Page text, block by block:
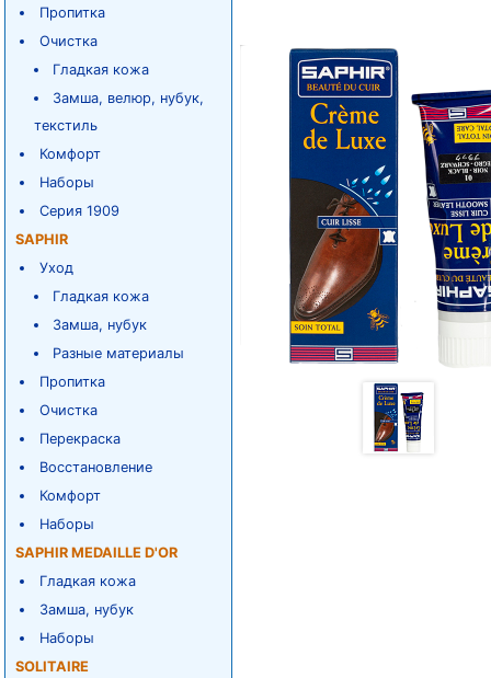
Пропитка
Очистка
Гладкая кожа
Замша, велюр, нубук,
текстиль
Комфорт
Наборы
Серия 1909
SAPHIR
Уход
Гладкая кожа
Замша, нубук
Разные материалы
Пропитка
Очистка
Перекраска
Восстановление
Комфорт
Наборы
SAPHIR MEDAILLE D'OR
Гладкая кожа
Замша, нубук
Наборы
SOLITAIRE